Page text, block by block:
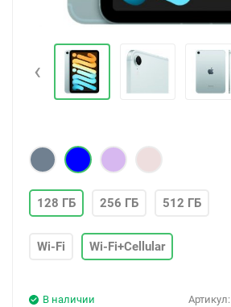
‹
128 ГБ 256 ГБ 512 ГБ
Wi-Fi Wi-Fi+Cellular
Артикул:
В наличии